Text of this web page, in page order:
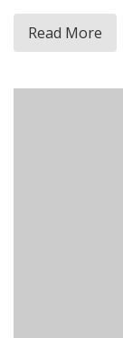
Read More